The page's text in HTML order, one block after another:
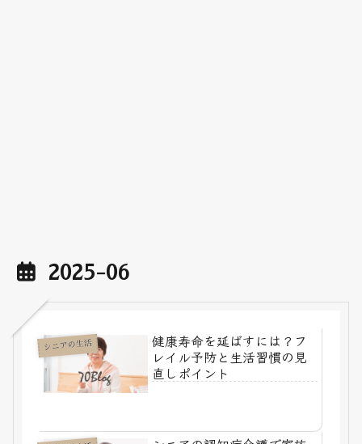
2025-06
シニアの生活
健康寿命を延ばすには？フ
レイル予防と生活習慣の見
直しポイント